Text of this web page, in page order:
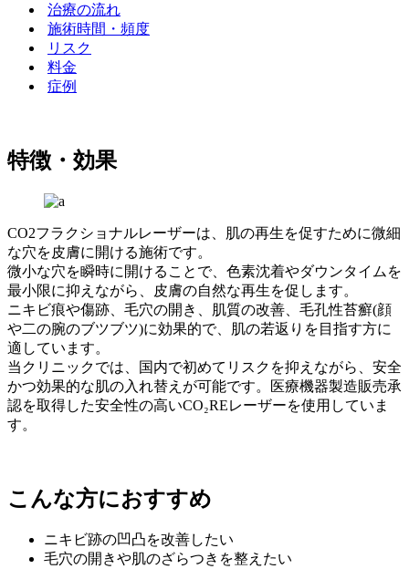
治療の流れ
施術時間・頻度
リスク
料金
症例
特徴・効果
CO2フラクショナルレーザーは、肌の再生を促すために微細
な穴を皮膚に開ける施術です。
微小な穴を瞬時に開けることで、色素沈着やダウンタイムを
最小限に抑えながら、皮膚の自然な再生を促します。
ニキビ痕や傷跡、毛穴の開き、肌質の改善、毛孔性苔癬(顔
や二の腕のブツブツ)に効果的で、肌の若返りを目指す方に
適しています。
当クリニックでは、国内で初めてリスクを抑えながら、安全
かつ効果的な肌の入れ替えが可能です。医療機器製造販売承
認を取得した安全性の高いCO₂REレーザーを使用していま
す。
こんな方におすすめ
ニキビ跡の凹凸を改善したい
毛穴の開きや肌のざらつきを整えたい